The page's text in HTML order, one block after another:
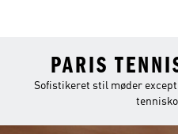
PARIS
Sofistikeret stil møder